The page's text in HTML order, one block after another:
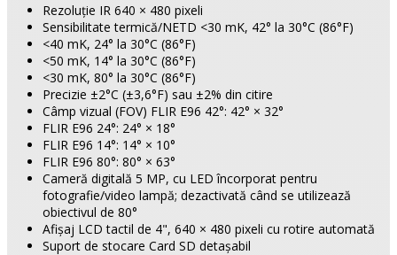
Rezoluție IR 640 × 480 pixeli
Sensibilitate termică/NETD <30 mK, 42° la 30°C (86°F)
<40 mK, 24° la 30°C (86°F)
<50 mK, 14° la 30°C (86°F)
<30 mK, 80° la 30°C (86°F)
Precizie ±2°C (±3,6°F) sau ±2% din citire
Câmp vizual (FOV) FLIR E96 42°: 42° × 32°
FLIR E96 24°: 24° × 18°
FLIR E96 14°: 14° × 10°
FLIR E96 80°: 80° × 63°
Cameră digitală 5 MP, cu LED încorporat pentru
fotografie/video lampă; dezactivată când se utilizează
obiectivul de 80°
Afișaj LCD tactil de 4", 640 × 480 pixeli cu rotire automată
Suport de stocare Card SD detașabil